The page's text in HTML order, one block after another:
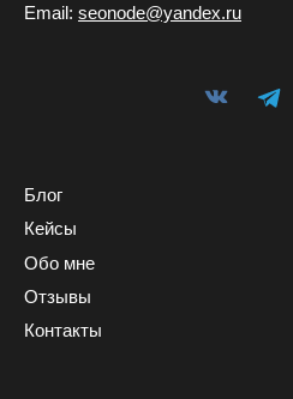
Email: seonode@yandex.ru
Блог
Кейсы
Обо мне
Отзывы
Контакты